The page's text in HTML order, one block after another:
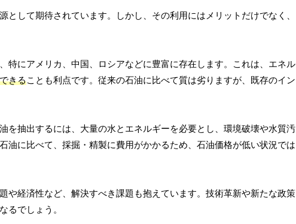
して期待されています。しかし、その利用にはメリットだけでなく、
特にアメリカ、中国、ロシアなどに豊富に存在します。これは、エネル
きることも利点です。従来の石油に比べて質は劣りますが、既存のイン
を抽出するには、大量の水とエネルギーを必要とし、環境破壊や水質汚
油に比べて、採掘・精製に費用がかかるため、石油価格が低い状況では
や経済性など、解決すべき課題も抱えています。技術革新や新たな政策
るでしょう。